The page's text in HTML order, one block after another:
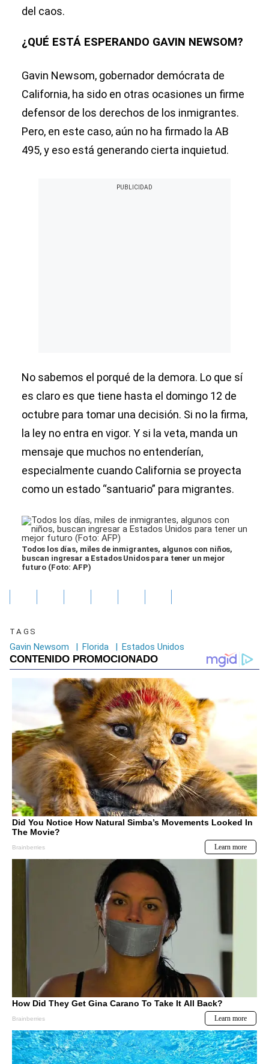
del caos.
¿QUÉ ESTÁ ESPERANDO GAVIN NEWSOM?
Gavin Newsom, gobernador demócrata de
California, ha sido en otras ocasiones un firme
defensor de los derechos de los inmigrantes.
Pero, en este caso, aún no ha firmado la AB
495, y eso está generando cierta inquietud.
No sabemos el porqué de la demora. Lo que sí
es claro es que tiene hasta el domingo 12 de
octubre para tomar una decisión. Si no la firma,
la ley no entra en vigor. Y si la veta, manda un
mensaje que muchos no entenderían,
especialmente cuando California se proyecta
como un estado “santuario” para migrantes.
Todos los días, miles de inmigrantes, algunos con niños,
buscan ingresar a Estados Unidos para tener un mejor
futuro (Foto: AFP)
TAGS
Gavin Newsom | Florida | Estados Unidos